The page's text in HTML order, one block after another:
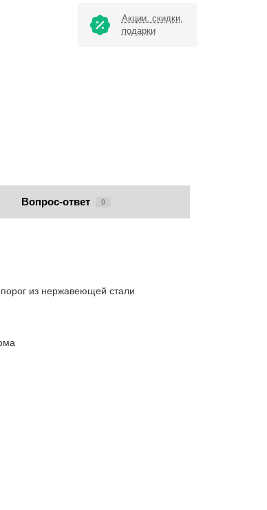
Акции, скидки,
подарки
Вопрос-ответ 0
из нержавеющей стали